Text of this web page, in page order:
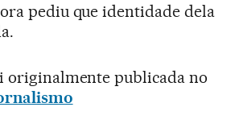
pediu que identidade dela
originalmente publicada no